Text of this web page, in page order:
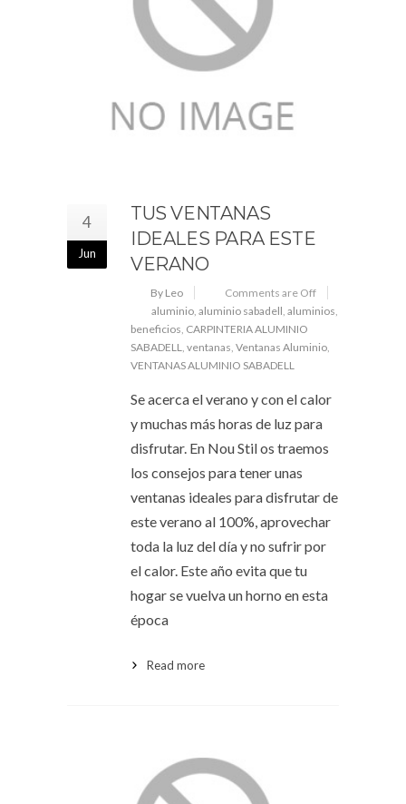
4
Jun
TUS VENTANAS
IDEALES PARA ESTE
VERANO
By Leo
Comments are Off
aluminio, aluminio sabadell, aluminios,
beneficios, CARPINTERIA ALUMINIO
SABADELL, ventanas, Ventanas Aluminio,
VENTANAS ALUMINIO SABADELL
Se acerca el verano y con el calor
y muchas más horas de luz para
disfrutar. En Nou Stil os traemos
los consejos para tener unas
ventanas ideales para disfrutar de
este verano al 100%, aprovechar
toda la luz del día y no sufrir por
el calor. Este año evita que tu
hogar se vuelva un horno en esta
época
Read more